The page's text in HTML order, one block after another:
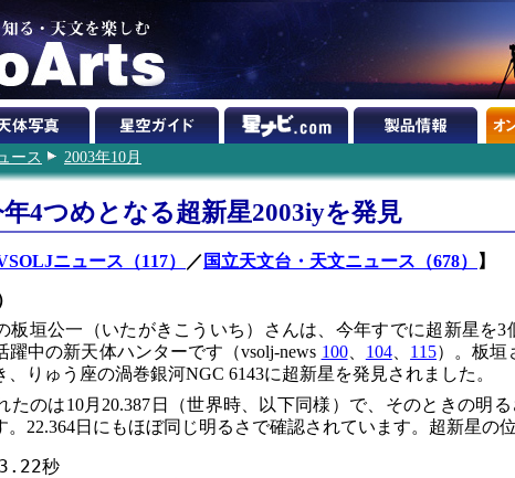
ース 2003年10月
4つめとなる超新星2003iyを発見
ニュース（117） ／ 国立天文台・天文ニュース（678） 】
板垣公一（いたがきこういち）さんは、今年すでに超新星を3
躍中の新天体ハンターです（vsolj-news 100、 104、 115）。板垣
りゅう座の渦巻銀河NGC 6143に超新星を発見されました。
たのは10月20.387日（世界時、以下同様）で、そのときの明る
。22.364日にもほぼ同じ明るさで確認されています。超新星の位
秒